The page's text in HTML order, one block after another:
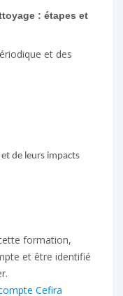
: étapes et
et des
de leurs impacts
formation,
et être identifié
Cefira